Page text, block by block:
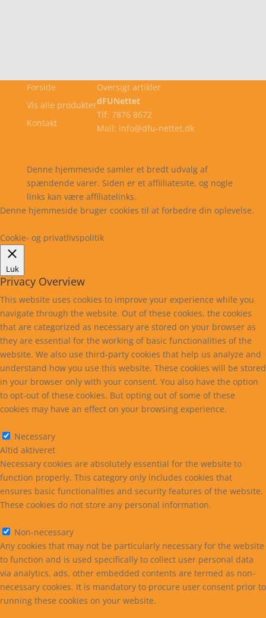
Forside
Vis alle produkter
Kontakt
Oversigt artikler
dFUNettet
Tlf: 7876 8672
Mail: info@dfu-nettet.dk
Denne hjemmeside samler et bredt udvalg af
spændende varer. Siden er et affiiliatesite, og nogle
links kan være affiliatelinks.
Denne hjemmeside bruger cookies til at forbedre din oplevelse.
Cookie- og privatlivspolitik
Luk
Privacy Overview
This website uses cookies to improve your experience while you
navigate through the website. Out of these cookies, the cookies
that are categorized as necessary are stored on your browser as
they are essential for the working of basic functionalities of the
website. We also use third-party cookies that help us analyze and
understand how you use this website. These cookies will be stored
in your browser only with your consent. You also have the option
to opt-out of these cookies. But opting out of some of these
cookies may have an effect on your browsing experience.
Necessary
Altid aktiveret
Necessary cookies are absolutely essential for the website to
function properly. This category only includes cookies that
ensures basic functionalities and security features of the website.
These cookies do not store any personal information.
Non-necessary
Any cookies that may not be particularly necessary for the website
to function and is used specifically to collect user personal data
via analytics, ads, other embedded contents are termed as non-
necessary cookies. It is mandatory to procure user consent prior to
running these cookies on your website.